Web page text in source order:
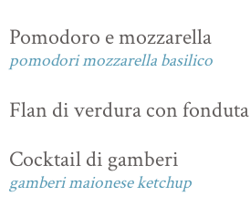
Pomodoro e mozzarella
pomodori mozzarella basilico
Flan di verdura con fonduta
Cocktail di gamberi
gamberi maionese ketchup